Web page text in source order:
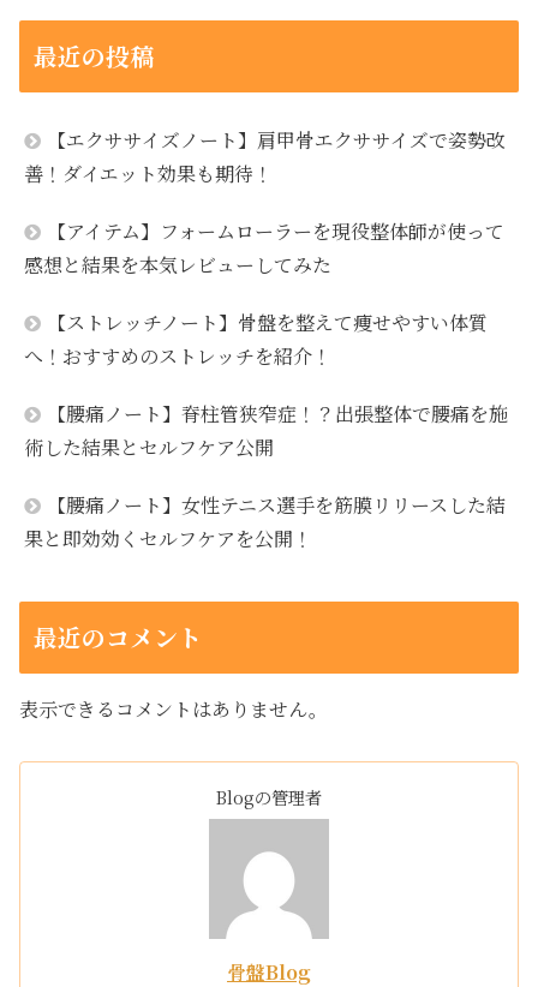
最近の投稿
【エクササイズノート】肩甲骨エクササイズで姿勢改
善！ダイエット効果も期待！
【アイテム】フォームローラーを現役整体師が使って
感想と結果を本気レビューしてみた
【ストレッチノート】骨盤を整えて痩せやすい体質
へ！おすすめのストレッチを紹介！
【腰痛ノート】脊柱管狭窄症！？出張整体で腰痛を施
術した結果とセルフケア公開
【腰痛ノート】女性テニス選手を筋膜リリースした結
果と即効効くセルフケアを公開！
最近のコメント
表示できるコメントはありません。
Blogの管理者
骨盤Blog